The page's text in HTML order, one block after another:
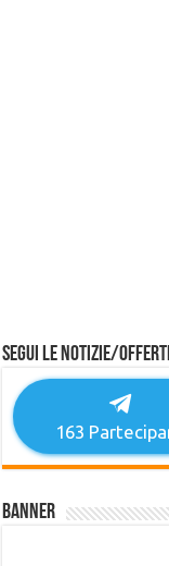
Segui le notizie/
163
Banner